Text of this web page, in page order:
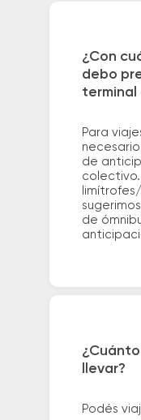
¿Con
debo
terminal
Para
de
colectivo.
de
llevar?
Podés